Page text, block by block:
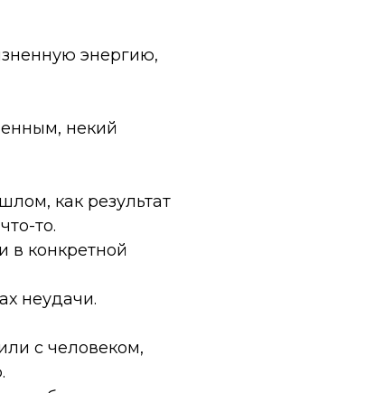
энергию,
некий
как результат
то.
в конкретной
неудачи.
с человеком,